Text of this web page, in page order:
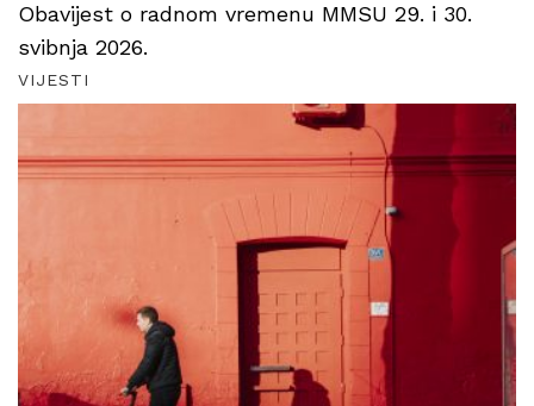
Obavijest o radnom vremenu MMSU 29. i 30.
svibnja 2026.
VIJESTI